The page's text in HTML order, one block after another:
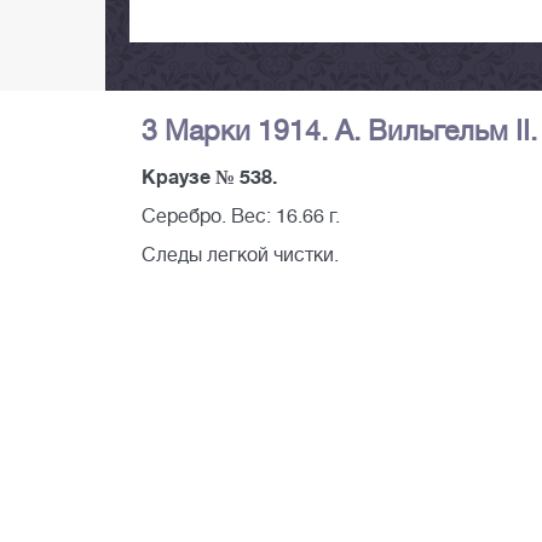
3 Марки 1914. А. Вильгельм
Краузе № 538.
Серебро. Вес: 16.66 г.
Следы легкой чистки.